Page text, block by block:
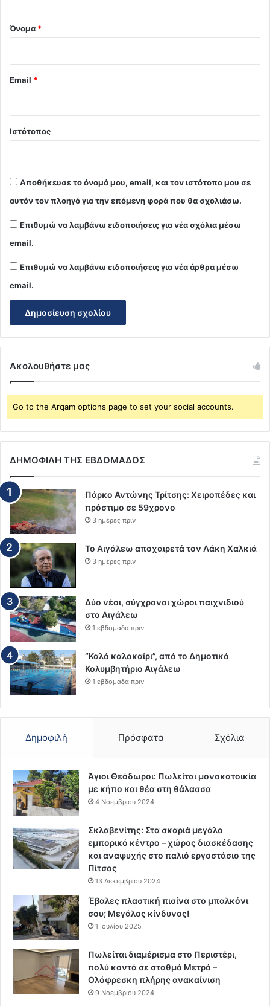
Όνομα *
Email *
Ιστότοπος
Αποθήκευσε το όνομά μου, email, και τον ιστότοπο μου σε
αυτόν τον πλοηγό για την επόμενη φορά που θα σχολιάσω.
Επιθυμώ να λαμβάνω ειδοποιήσεις για νέα σχόλια μέσω
email.
Επιθυμώ να λαμβάνω ειδοποιήσεις για νέα άρθρα μέσω
email.
Ακολουθήστε μας
Go to the Arqam options page to set your social accounts.
ΔΗΜΟΦΙΛΗ ΤΗΣ ΕΒΔΟΜΑΔΟΣ
Πάρκο Αντώνης Τρίτσης: Χειροπέδες και
πρόστιμο σε 59χρονο
3 ημέρες πριν
Το Αιγάλεω αποχαιρετά τον Λάκη Χαλκιά
3 ημέρες πριν
Δύο νέοι, σύγχρονοι χώροι παιχνιδιού
στο Αιγάλεω
1 εβδομάδα πριν
“Καλό καλοκαίρι”, από το Δημοτικό
Κολυμβητήριο Αιγάλεω
1 εβδομάδα πριν
Δημοφιλή Πρόσφατα Σχόλια
Άγιοι Θεόδωροι: Πωλείται μονοκατοικία
με κήπο και θέα στη θάλασσα
4 Νοεμβρίου 2024
Σκλαβενίτης: Στα σκαριά μεγάλο
εμπορικό κέντρο – χώρος διασκέδασης
και αναψυχής στο παλιό εργοστάσιο της
Πίτσος
13 Δεκεμβρίου 2024
Έβαλες πλαστική πισίνα στο μπαλκόνι
σου; Μεγάλος κίνδυνος!
1 Ιουλίου 2025
Πωλείται διαμέρισμα στο Περιστέρι,
πολύ κοντά σε σταθμό Μετρό –
Ολόφρεσκη πλήρης ανακαίνιση
9 Νοεμβρίου 2024